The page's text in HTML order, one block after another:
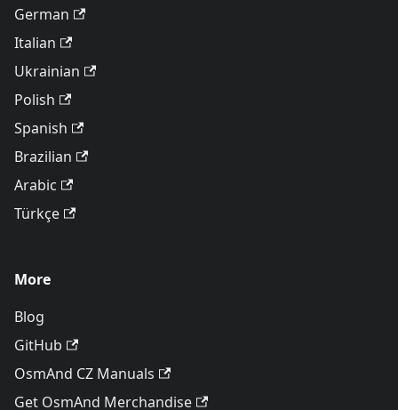
German
Italian
Ukrainian
Polish
Spanish
Brazilian
Arabic
Türkçe
More
Blog
GitHub
OsmAnd CZ Manuals
Get OsmAnd Merchandise